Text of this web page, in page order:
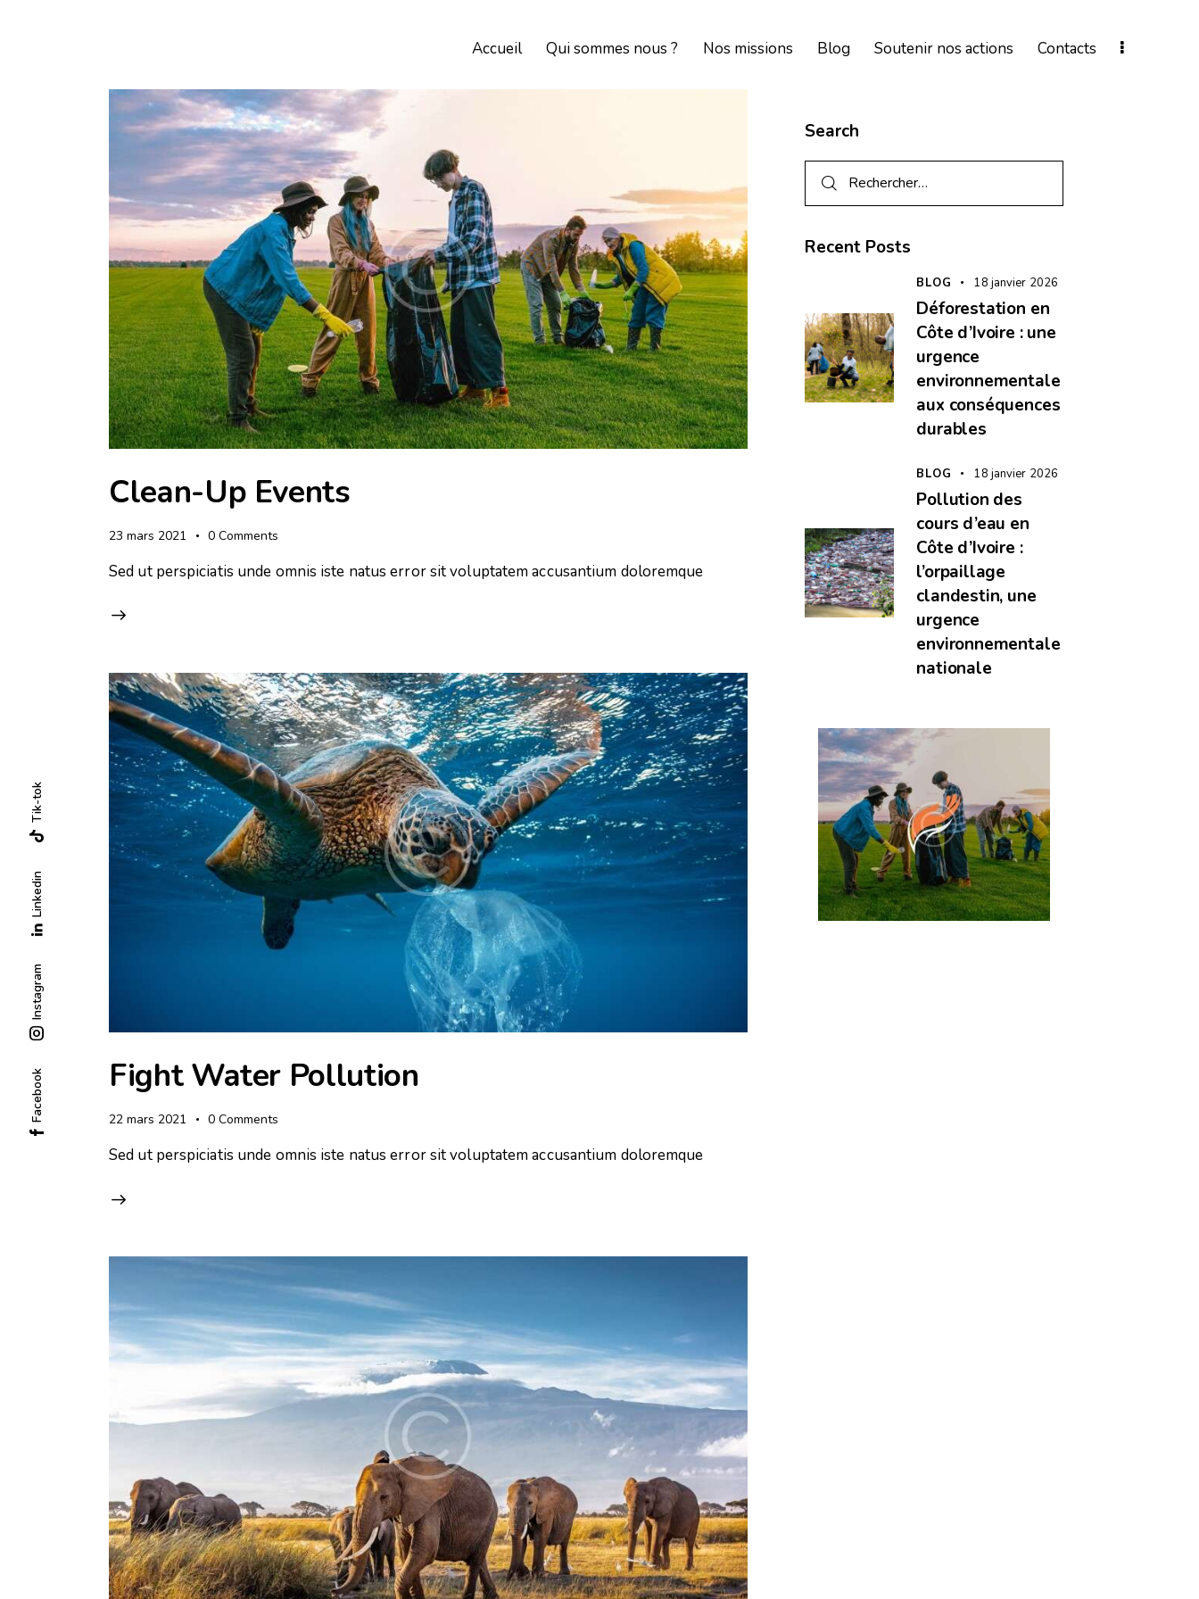
Accueil Qui sommes nous ? Nos missions Blog Soutenir nos actions Contacts
Clean-Up Events
23 mars 2021 0 Comments
Sed ut perspiciatis unde omnis iste natus error sit voluptatem accusantium doloremque
Fight Water Pollution
22 mars 2021 0 Comments
Sed ut perspiciatis unde omnis iste natus error sit voluptatem accusantium doloremque
Search
Recent Posts
BLOG 18 janvier 2026
Déforestation en
Côte d’Ivoire : une
urgence
environnementale
aux conséquences
durables
BLOG 18 janvier 2026
Pollution des
cours d’eau en
Côte d’Ivoire :
l’orpaillage
clandestin, une
urgence
environnementale
nationale
Facebook
Instagram
Linkedin
Tik-tok